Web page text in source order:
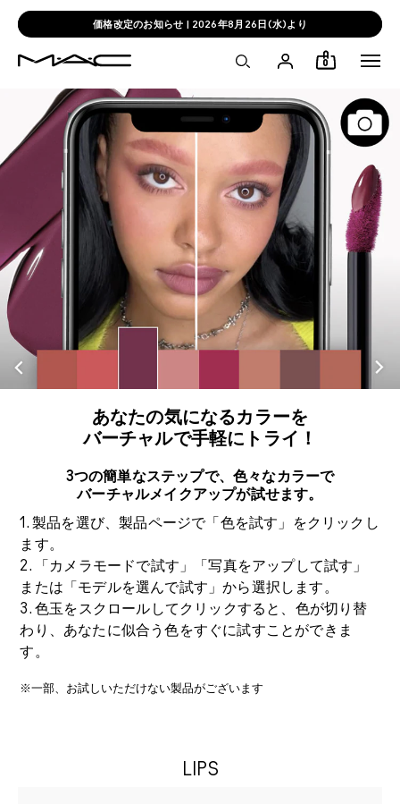
価格改定のお知らせ | 2026年8月26日(水)より
0
あなたの気になるカラーを
バーチャルで手軽にトライ！
3つの簡単なステップで、色々なカラーで
バーチャルメイクアップが試せます。
1. 製品を選び、製品ページで「色を試す」をクリックし
ます。
2. 「カメラモードで試す」「写真をアップして試す」
または「モデルを選んで試す」から選択します。
3. 色玉をスクロールしてクリックすると、色が切り替
わり、あなたに似合う色をすぐに試すことができま
す。
※一部、お試しいただけない製品がございます
LIPS